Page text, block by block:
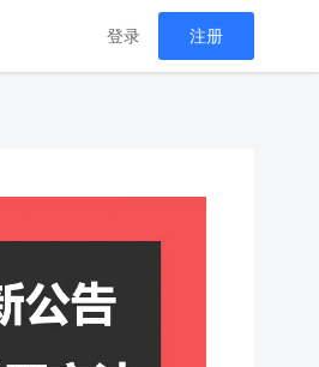
登录 注册